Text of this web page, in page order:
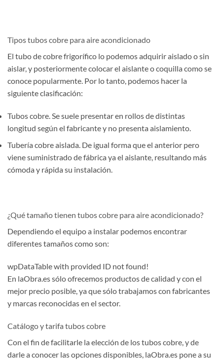
Tipos tubos cobre para aire acondicionado
El tubo de cobre frigorífico lo podemos adquirir aislado o sin
aislar, y posteriormente colocar el aislante o coquilla como se
conoce popularmente. Por lo tanto, podemos hacer la
siguiente clasificación:
Tubos cobre. Se suele presentar en rollos de distintas
longitud según el fabricante y no presenta aislamiento.
Tubería cobre aislada. De igual forma que el anterior pero
viene suministrado de fábrica ya el aislante, resultando más
cómoda y rápida su instalación.
¿Qué tamaño tienen tubos cobre para aire acondicionado?
Dependiendo el equipo a instalar podemos encontrar
diferentes tamaños como son:
wpDataTable with provided ID not found!
En laObra.es sólo ofrecemos productos de calidad y con el
mejor precio posible, ya que sólo trabajamos con fabricantes
y marcas reconocidas en el sector.
Catálogo y tarifa tubos cobre
Con el fin de facilitarle la elección de los tubos cobre, y de
darle a conocer las opciones disponibles, laObra.es pone a su